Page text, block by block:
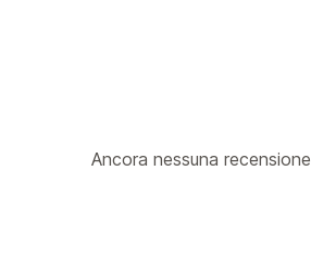
Ancora nessuna recensione